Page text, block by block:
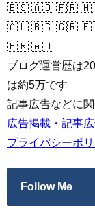
🇪🇸 🇦🇩 🇫🇷
🇦🇱 🇧🇬 🇬🇷
🇧🇷 🇦🇺
ブログ運営歴は
は約5万です
記事広告などに
広告掲載・記事
プライバシーポ
Follow Me